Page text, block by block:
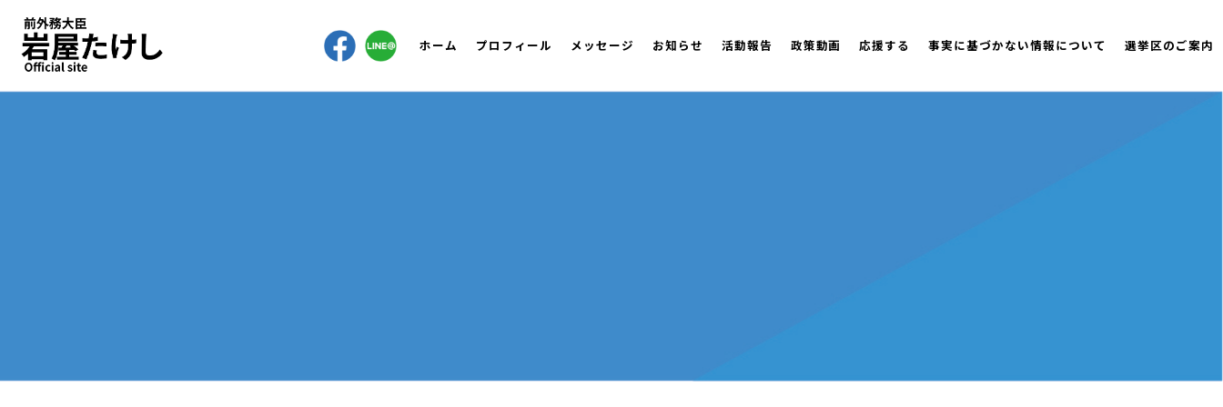
ホーム プロフィール メッセージ お知らせ 活動報告 政策動画 応援する 事実に基づかない情報について 選挙区のご案内